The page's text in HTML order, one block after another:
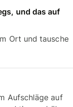
und das auf
Ort und tausche
Aufschläge auf